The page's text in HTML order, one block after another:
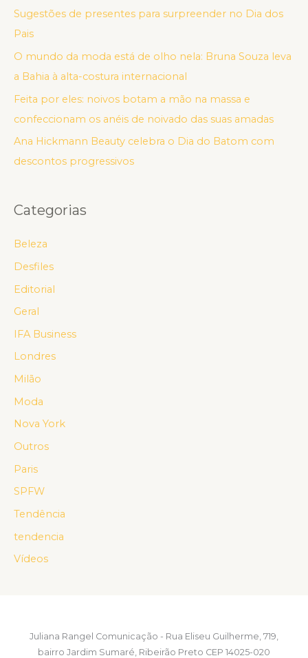
Sugestões de presentes para surpreender no Dia dos
Pais
O mundo da moda está de olho nela: Bruna Souza leva
a Bahia à alta-costura internacional
Feita por eles: noivos botam a mão na massa e
confeccionam os anéis de noivado das suas amadas
Ana Hickmann Beauty celebra o Dia do Batom com
descontos progressivos
Categorias
Beleza
Desfiles
Editorial
Geral
IFA Business
Londres
Milão
Moda
Nova York
Outros
Paris
SPFW
Tendência
tendencia
Vídeos
Juliana Rangel Comunicação - Rua Eliseu Guilherme, 719,
bairro Jardim Sumaré, Ribeirão Preto CEP 14025-020